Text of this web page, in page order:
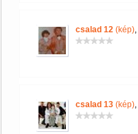
csalad 12 (kép),
csalad 13 (kép),